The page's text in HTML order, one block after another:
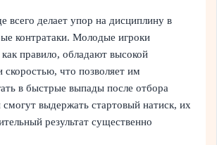
всего делает упор на дисциплину в
контратаки. Молодые игроки
как правило, обладают высокой
скоростью, что позволяет им
в быстрые выпады после отбора
смогут выдержать стартовый натиск, их
результат существенно